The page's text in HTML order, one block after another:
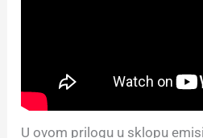
U ovom prilogu u sklopu